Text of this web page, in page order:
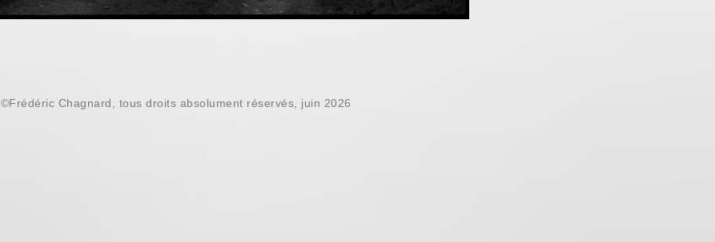
©Frédéric Chagnard, tous droits absolument réservés, juin 2026